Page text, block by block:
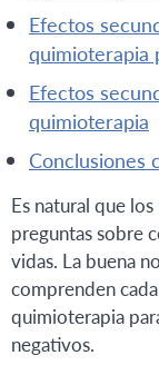
efectos secundarios a corto plazo de la
quimioterapia
efectos secundarios a largo plazo y vida tras la
quimioterapia
conclusiones
Es natural que
preguntas sobre
vidas. La buena
comprenden
quimioterapia
negativos.